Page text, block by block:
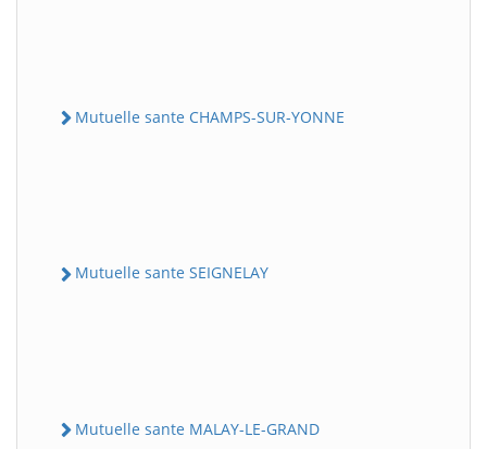
Mutuelle sante CHAMPS-SUR-YONNE
Mutuelle sante SEIGNELAY
Mutuelle sante MALAY-LE-GRAND